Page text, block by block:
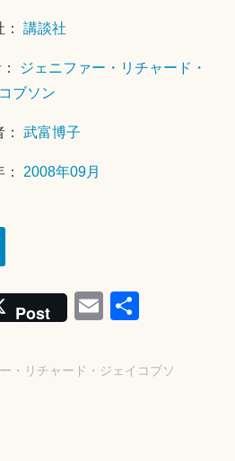
：講談社
ジェニファー・リチャード・
ブソン
：武富博子
： 2008年09月
Post E
ail
共
・リチャード・ジェイコブソ